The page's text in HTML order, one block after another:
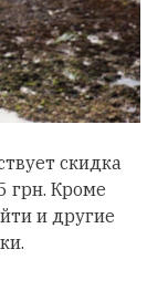
скидка
грн. Кроме
и другие